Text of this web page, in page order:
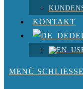
KONTAKT
MENÜ SCHLIESSEN